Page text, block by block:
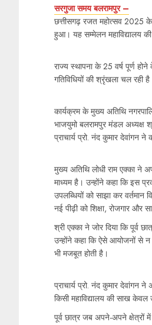
सरगुजा समय बलरामपुर –
छत्तीसगढ़ रजत महोत्सव 2025
हुआ। यह सम्मेलन महाविद्यालय
राज्य स्थापना के 25 वर्ष पूर्ण
गतिविधियों की श्रृंखला चल रही
कार्यक्रम के मुख्य अतिथि
भाजयुमो बलरामपुर मंडल अध्यक्ष
प्राचार्य प्रो. नंद कुमार देवांगन ने
मुख्य अतिथि लोधी राम एक्का ने
माध्यम है। उन्होंने कहा कि इस
उपलब्धियों को साझा कर वर्तमान
नई पीढ़ी को शिक्षा, रोजगार और
श्री एक्का ने जोर दिया कि पूर्व
उन्होंने कहा कि ऐसे आयोजनों से न
भी मजबूत होती है।
प्राचार्य प्रो. नंद कुमार देवांगन
किसी महाविद्यालय की साख केवल
पूर्व छात्र जब अपने-अपने क्षेत्रों